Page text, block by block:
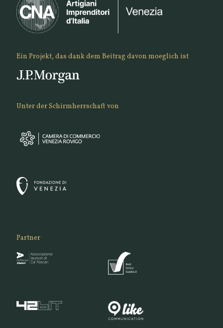
Ein Projekt, das dank dem Beitrag davon moeglich ist
Unter der Schirmherrschaft von
Partner